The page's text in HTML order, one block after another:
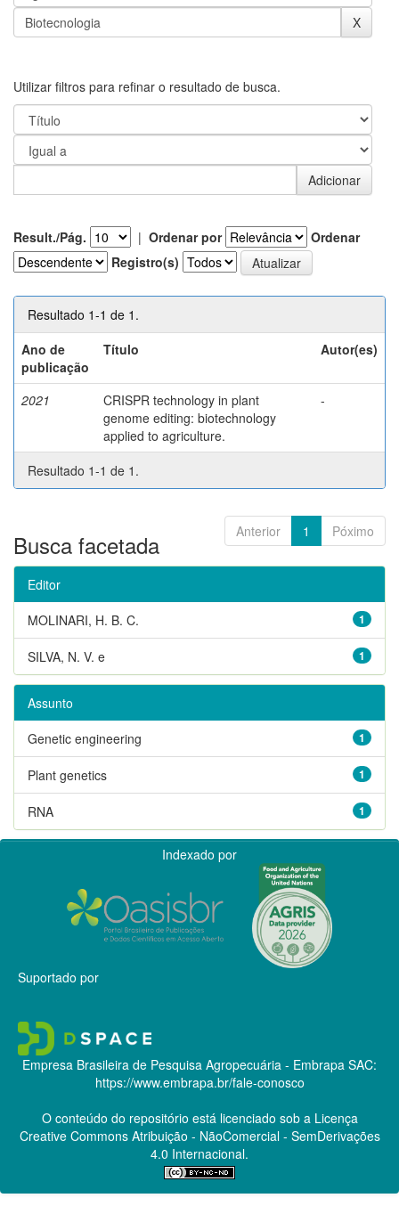
Utilizar filtros para refinar o resultado de busca.
Result./Pág. | Ordenar por
Ordenar
Registro(s)
Resultado 1-1 de 1.
Ano de
publicação
Título Autor(es)
2021
CRISPR technology in plant
genome editing: biotechnology
applied to agriculture.
-
Resultado 1-1 de 1.
Anterior 1 Póximo
Busca facetada
Editor
1
MOLINARI, H. B. C.
1
SILVA, N. V. e
Assunto
1
Genetic engineering
1
Plant genetics
1
RNA
Indexado por
Suportado por
Empresa Brasileira de Pesquisa Agropecuária - Embrapa SAC:
https://www.embrapa.br/fale-conosco
O conteúdo do repositório está licenciado sob a Licença
Creative CommonsAtribuição - NãoComercial - SemDerivações
4.0 Internacional.